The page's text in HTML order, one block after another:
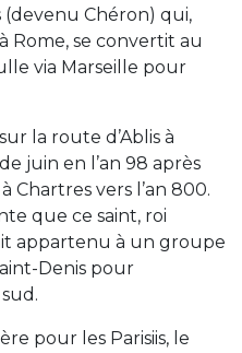
Chéron) qui,
Rome, se convertit au
via Marseille pour
la route d’Ablis à
juin en l’an 98 après
Chartres vers l’an 800.
que ce saint, roi
appartenu à un groupe
Denis pour
pour les Parisiis, le